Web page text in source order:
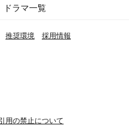
ドラマ一覧
推奨環境 採用情報
用の禁止について